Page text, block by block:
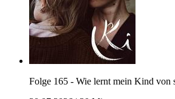
Folge 165 - Wie lernt mein Kind von